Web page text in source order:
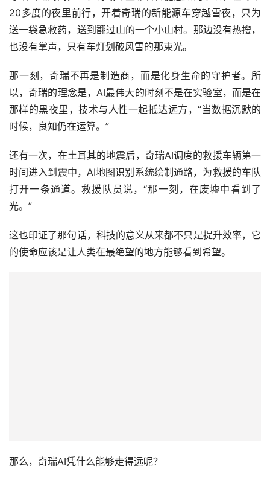
20多度的夜里前行，开着奇瑞的新能源车穿越雪夜，只为
送一袋急救药，送到翻过山的一个小山村。那边没有热搜，
也没有掌声，只有车灯划破风雪的那束光。
那一刻，奇瑞不再是制造商，而是化身生命的守护者。所
以，奇瑞的理念是，AI最伟大的时刻不是在实验室，而是在
那样的黑夜里，技术与人性一起抵达远方，“当数据沉默的
时候，良知仍在运算。”
还有一次，在土耳其的地震后，奇瑞AI调度的救援车辆第一
时间进入到震中，AI地图识别系统绘制通路，为救援的车队
打开一条通道。救援队员说，“那一刻，在废墟中看到了
光。”
这也印证了那句话，科技的意义从来都不只是提升效率，它
的使命应该是让人类在最绝望的地方能够看到希望。
奇瑞AI的“诗和远方”，集成在一个简单的英文单词“Next”